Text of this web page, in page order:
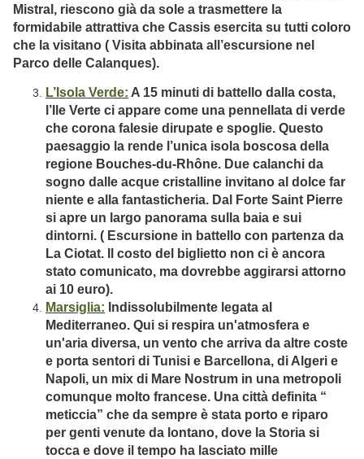
Mistral, riescono già da sole a trasmettere la
formidabile attrattiva che Cassis esercita su tutti coloro
che la visitano ( Visita abbinata all’escursione nel
Parco delle Calanques).
L’Isola Verde: A 15 minuti di battello dalla costa,
l’Ile Verte ci appare come una pennellata di verde
che corona falesie dirupate e spoglie. Questo
paesaggio la rende l’unica isola boscosa della
regione Bouches-du-Rhône. Due calanchi da
sogno dalle acque cristalline invitano al dolce far
niente e alla fantasticheria. Dal Forte Saint Pierre
si apre un largo panorama sulla baia e sui
dintorni. ( Escursione in battello con partenza da
La Ciotat. Il costo del biglietto non ci è ancora
stato comunicato, ma dovrebbe aggirarsi attorno
ai 10 euro).
Marsiglia: Indissolubilmente legata al
Mediterraneo. Qui si respira un'atmosfera e
un'aria diversa, un vento che arriva da altre coste
e porta sentori di Tunisi e Barcellona, di Algeri e
Napoli, un mix di Mare Nostrum in una metropoli
comunque molto francese. Una città definita “
meticcia” che da sempre è stata porto e riparo
per genti venute da lontano, dove la Storia si
tocca e dove il tempo ha lasciato mille